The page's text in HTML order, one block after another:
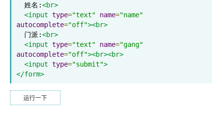
  姓名:
<br>
<input type="text" name="name"
autocomplete="off"><br>
  门派:
<br>
<input type="text" name="gang"
autocomplete="off"><br><br>
<input type="submit">
</form>
运行一下